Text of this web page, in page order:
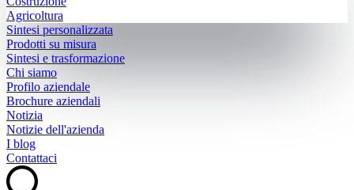
Agricoltura
Sintesi personalizzata
Prodotti su misura
Sintesi e trasformazione
Chi siamo
Profilo aziendale
Brochure aziendali
Notizia
Notizie dell'azienda
I blog
Contattaci